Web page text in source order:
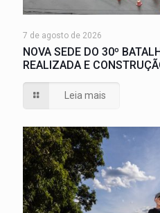
7 de agosto de 2026
NOVA SEDE DO 30º
REALIZADA E
Leia mais